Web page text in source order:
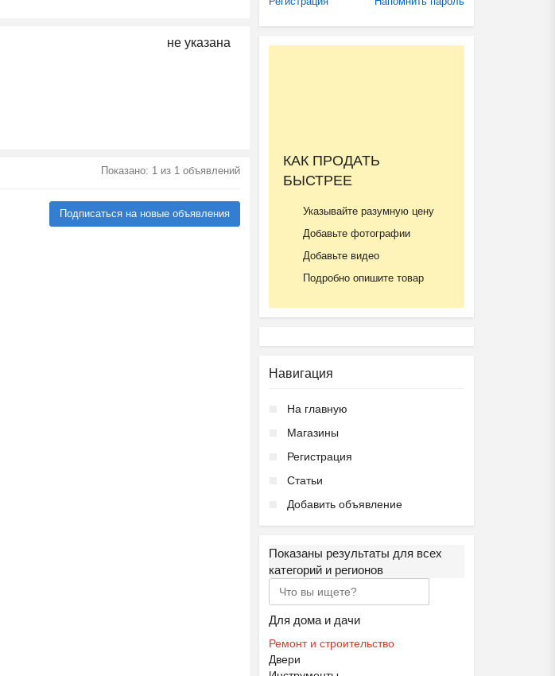
не указана
Показано: 1 из 1 объявлений
Подписаться на новые объявления
КАК ПРОДАТЬ
БЫСТРЕЕ
Указывайте разумную цену
Добавьте фотографии
Добавьте видео
Подробно опишите товар
Навигация
На главную
Магазины
Регистрация
Статьи
Добавить объявление
Показаны результаты для всех
категорий и регионов
Для дома и дачи
Ремонт и строительство
Двери